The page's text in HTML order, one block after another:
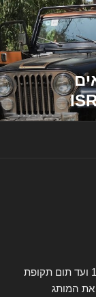
משנת 1970 ועד תום תקופת
המותג